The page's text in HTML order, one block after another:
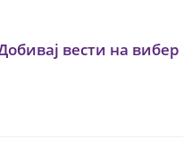
вести на вибер